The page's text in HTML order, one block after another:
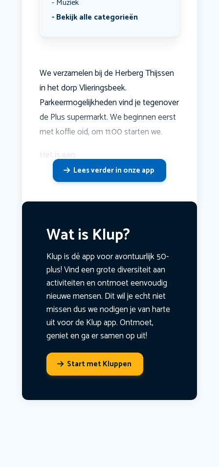
Muziek
Bekijk alle categorieën
We verzamelen bij de Herberg Thijssen
in het dorp Vlieringsbeek.
Parkeermogelijkheden vind je tegenover
de Plus supermarkt. We beginnen eerst
met koffie oid, om 11:00 starten we.
Het is een
Lees verder in onze app
Wat is Klup?
Klup is dé app voor avontuurlijk 50-
plus! Vind een grote diversiteit aan
activiteiten en ontmoet eenvoudig
nieuwe mensen. Dit wil je echt niet
missen dus we nodigen je van harte
uit voor de Klup app. Ontmoet,
geniet en ga er samen op uit!
Start met Kluppen